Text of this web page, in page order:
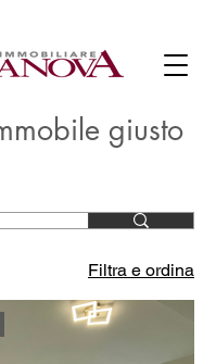
giusto
Filtra e ordina